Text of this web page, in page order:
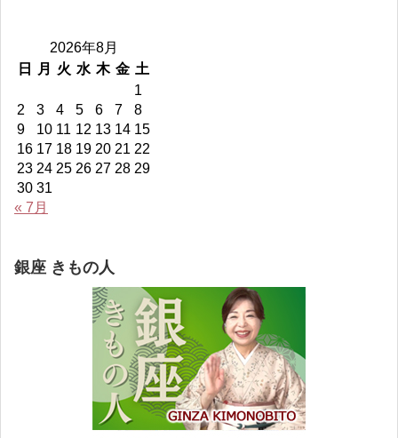
ル
を
Facebook
表
示
ル
を
Twitter
表
示
ル
を
Instagram
表
示
ー
ル
を
YouTube
で
表
示
2026年8月
日
月 火 水 木 金 土
1
2
3 4 5 6 7
8
9
10 11 12 13 14 15
16 17 18 19 20 21 22
23 24 25 26 27 28 29
30 31
« 7月
銀座 きもの人